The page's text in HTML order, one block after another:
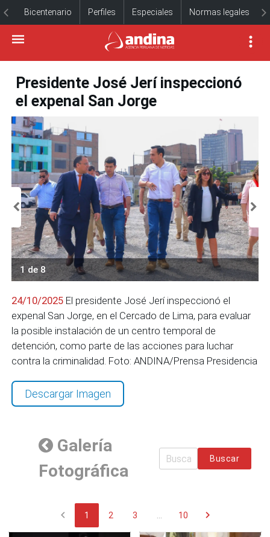
Bicentenario Perfiles Especiales Normas legales
Presidente José Jerí inspeccionó
el expenal San Jorge
1 de 8
24/10/2025 El presidente José Jerí inspeccionó el
expenal San Jorge, en el Cercado de Lima, para evaluar
la posible instalación de un centro temporal de
detención, como parte de las acciones para luchar
contra la criminalidad. Foto: ANDINA/Prensa Presidencia
Descargar Imagen
Galería
Fotográfica
Buscar
chevron_left 1 2 3 ... 10 chevron_right